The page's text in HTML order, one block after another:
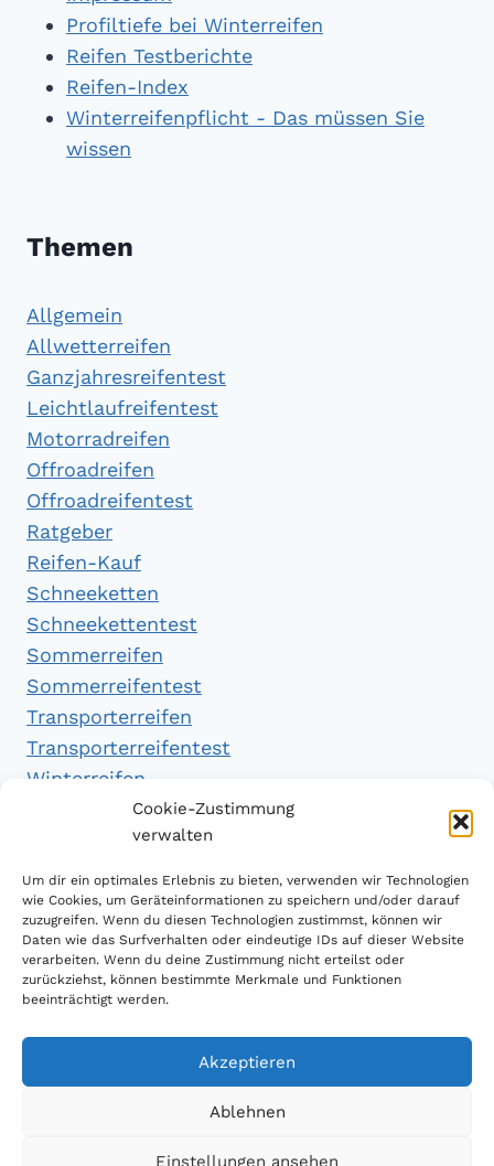
Cookie-Zustimmung
verwalten
Um dir ein optimales Erlebnis zu bieten, verwenden wir Technologien
wie Cookies, um Geräteinformationen zu speichern und/oder darauf
zuzugreifen. Wenn du diesen Technologien zustimmst, können wir
Daten wie das Surfverhalten oder eindeutige IDs auf dieser Website
verarbeiten. Wenn du deine Zustimmung nicht erteilst oder
zurückziehst, können bestimmte Merkmale und Funktionen
beeinträchtigt werden.
Akzeptieren
Ablehnen
Einstellungen ansehen
Profiltiefe bei Winterreifen
Reifen Testberichte
Reifen-Index
Winterreifenpflicht - Das müssen Sie
wissen
Themen
Allgemein
Allwetterreifen
Ganzjahresreifentest
Leichtlaufreifentest
Motorradreifen
Offroadreifen
Offroadreifentest
Ratgeber
Reifen-Kauf
Schneeketten
Schneekettentest
Sommerreifen
Sommerreifentest
Transporterreifen
Transporterreifentest
Winterreifen
Winterreifentest
Empfehlungen
Handytarifvergleich
Luftsport Magazin